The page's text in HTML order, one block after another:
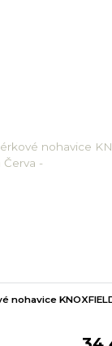
nohavice